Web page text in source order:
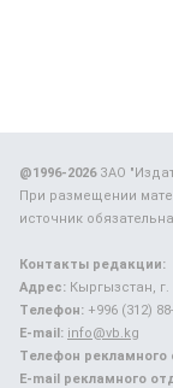
@1996-2026ЗАО
При размещении
источник
Контакты редакции:
Адрес: Кыргызстан,
Телефон: +996 (312)
E-mail: info@vb.kg
Телефон рекламного
E-mail рекламного